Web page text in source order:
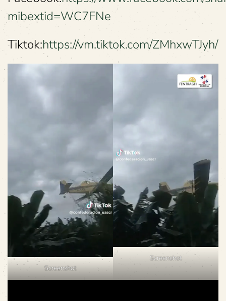
mibextid=WC7FNe
Tiktok:https://vm.tiktok.com/ZMhxwTJyh/
Screenshot
Screenshot